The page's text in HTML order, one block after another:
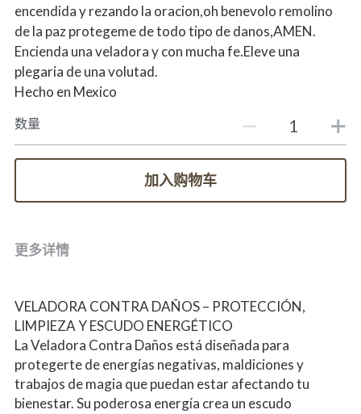
encendida y rezando la oracion,oh benevolo remolino
de la paz protegeme de todo tipo de danos,AMEN.
Encienda una veladora y con mucha fe.Eleve una
plegaria de una volutad.
Hecho en Mexico
数量
加入购物车
更多详情
VELADORA CONTRA DAÑOS – PROTECCIÓN,
LIMPIEZA Y ESCUDO ENERGÉTICO
La Veladora Contra Daños está diseñada para
protegerte de energías negativas, maldiciones y
trabajos de magia que puedan estar afectando tu
bienestar. Su poderosa energía crea un escudo